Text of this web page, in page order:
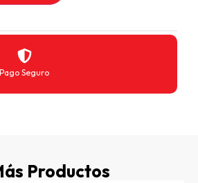
Pago Seguro
Productos